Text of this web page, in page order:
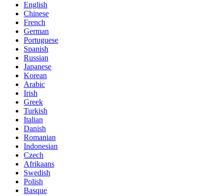
English
Chinese
French
German
Portuguese
Spanish
Russian
Japanese
Korean
Arabic
Irish
Greek
Turkish
Italian
Danish
Romanian
Indonesian
Czech
Afrikaans
Swedish
Polish
Basque